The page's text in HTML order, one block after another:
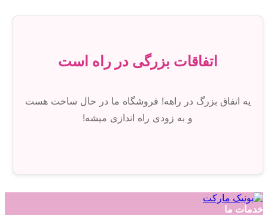
اتفاقات بزرگی در راه است
یه اتفاق بزرگ در راهه! فروشگاه ما در حال ساخت هست
و به زودی راه اندازی میشه!
خدمات ما